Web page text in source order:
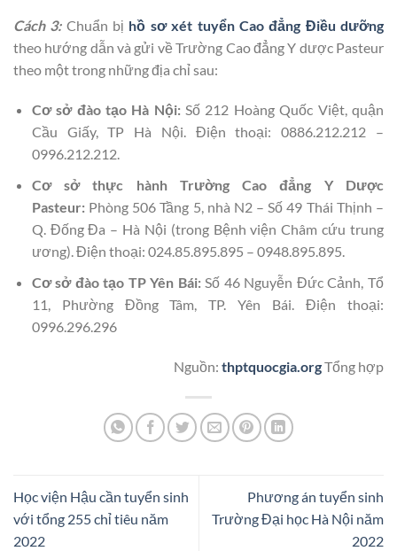
Cách 3:Chuẩn bị hồ sơ xét tuyển Cao đẳng Điều dưỡng
theo hướng dẫn và gửi về Trường Cao đẳng Y dược Pasteur
theo một trong những địa chỉ sau:
Cơ sở đào tạo Hà Nội:Số 212 Hoàng Quốc Việt, quận
Cầu Giấy, TP Hà Nội. Điện thoại: 0886.212.212 –
0996.212.212.
Cơ sở thực hành Trường Cao đẳng Y Dược
Pasteur:Phòng 506 Tầng 5, nhà N2 – Số 49 Thái Thịnh –
Q. Đống Đa – Hà Nội (trong Bệnh viện Châm cứu trung
ương). Điện thoại: 024.85.895.895 – 0948.895.895.
Cơ sở đào tạo TP Yên Bái:Số 46 Nguyễn Đức Cảnh, Tổ
11, Phường Đồng Tâm, TP. Yên Bái. Điện thoại:
0996.296.296
Nguồn: thptquocgia.orgTổng hợp
Học viện Hậu cần tuyển sinh
với tổng 255 chỉ tiêu năm
2022
Phương án tuyển sinh
Trường Đại học Hà Nội năm
2022